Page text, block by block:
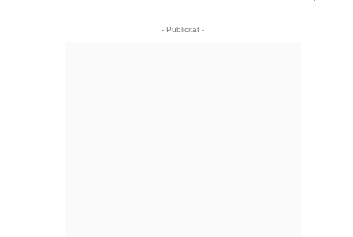
- Publicitat -